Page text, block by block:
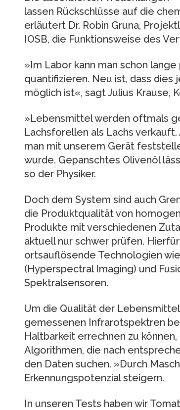
lassen Rückschlüsse auf die
erläutert Dr. Robin Gruna,
IOSB, die Funktionsweise des
»Im Labor kann man schon
quantifizieren. Neu ist, dass
möglich ist«, sagt Julius Krause,
»Lebensmittel werden oftmals
Lachsforellen als Lachs
man mit unserem Gerät
wurde. Gepanschtes Olivenöl
so der Physiker.
Doch dem System sind auch
die Produktqualität von
Produkte mit verschiedenen
aktuell nur schwer prüfen.
ortsauflösende Technologien
(Hyperspectral Imaging) und
Spektralsensoren.
Um die Qualität der
gemessenen Infrarotspektren
Haltbarkeit errechnen zu
Algorithmen, die nach
den Daten suchen. »Durch
Erkennungspotenzial steigern.
In unseren Tests haben wir